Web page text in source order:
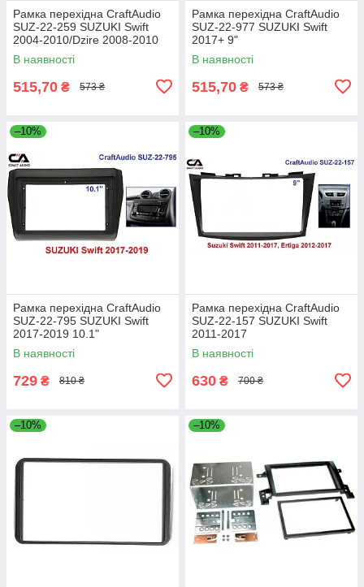
Рамка перехідна CraftAudio
SUZ-22-259 SUZUKI Swift
2004-2010/Dzire 2008-2010
10"
В наявності
515,70 ₴ 573 ₴
Рамка перехідна CraftAudio
SUZ-22-977 SUZUKI Swift
2017+ 9"
В наявності
515,70 ₴ 573 ₴
–10%
Рамка перехідна CraftAudio
SUZ-22-795 SUZUKI Swift
2017-2019 10.1"
В наявності
729 ₴ 810 ₴
–10%
Рамка перехідна CraftAudio
SUZ-22-157 SUZUKI Swift
2011-2017
В наявності
630 ₴ 700 ₴
–10% –10%